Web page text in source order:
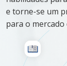
e torne-se um
para o